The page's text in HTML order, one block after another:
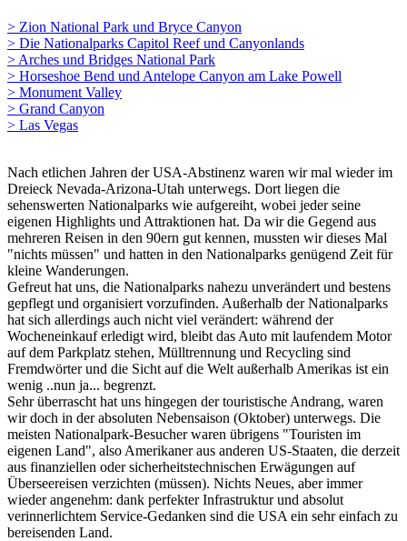
> Zion National Park und Bryce Canyon
> Die Nationalparks Capitol Reef und Canyonlands
> Arches und Bridges National Park
> Horseshoe Bend und Antelope Canyon am Lake Powell
> Monument Valley
> Grand Canyon
> Las Vegas
Nach etlichen Jahren der USA-Abstinenz waren wir mal wieder im
Dreieck Nevada-Arizona-Utah unterwegs. Dort liegen die
sehenswerten Nationalparks wie aufgereiht, wobei jeder seine
eigenen Highlights und Attraktionen hat. Da wir die Gegend aus
mehreren Reisen in den 90ern gut kennen, mussten wir dieses Mal
"nichts müssen" und hatten in den Nationalparks genügend Zeit für
kleine Wanderungen.
Gefreut hat uns, die Nationalparks nahezu unverändert und bestens
gepflegt und organisiert vorzufinden. Außerhalb der Nationalparks
hat sich allerdings auch nicht viel verändert: während der
Wocheneinkauf erledigt wird, bleibt das Auto mit laufendem Motor
auf dem Parkplatz stehen, Mülltrennung und Recycling sind
Fremdwörter und die Sicht auf die Welt außerhalb Amerikas ist ein
wenig ..nun ja... begrenzt.
Sehr überrascht hat uns hingegen der touristische Andrang, waren
wir doch in der absoluten Nebensaison (Oktober) unterwegs. Die
meisten Nationalpark-Besucher waren übrigens "Touristen im
eigenen Land", also Amerikaner aus anderen US-Staaten, die derzeit
aus finanziellen oder sicherheitstechnischen Erwägungen auf
Überseereisen verzichten (müssen). Nichts Neues, aber immer
wieder angenehm: dank perfekter Infrastruktur und absolut
verinnerlichtem Service-Gedanken sind die USA ein sehr einfach zu
bereisenden Land.